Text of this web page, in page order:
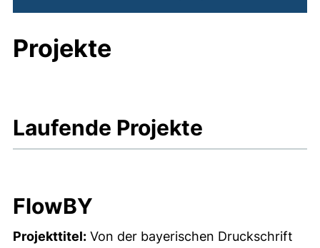
Projekte
Laufende Projekte
FlowBY
Projekttitel: Von der bayerischen Druckschrift